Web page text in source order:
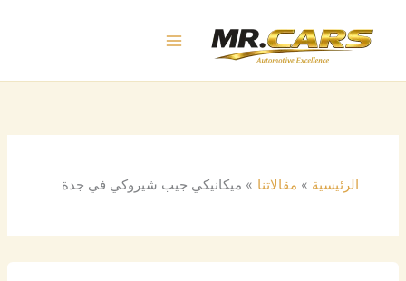
المحتوى
الرئيسية مقالاتنا ميكانيكي جيب شيروكي في جدة